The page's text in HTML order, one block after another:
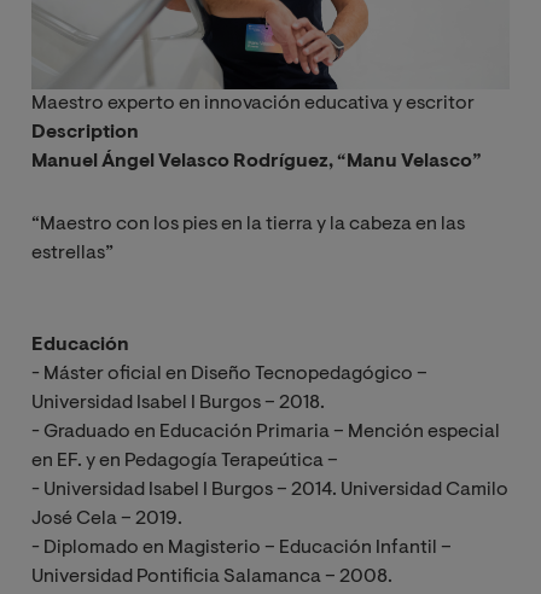
Maestro experto en innovación educativa y escritor
Description
Manuel Ángel Velasco Rodrı́guez, “Manu Velasco”
“Maestro con los pies en la tierra y la cabeza en las
estrellas”
Educación
- Máster oficial en Diseño Tecnopedagógico –
Universidad Isabel I Burgos – 2018.
- Graduado en Educación Primaria – Mención especial
en EF. y en Pedagogía Terapeútica –
- Universidad Isabel I Burgos – 2014. Universidad Camilo
José Cela – 2019.
- Diplomado en Magisterio – Educación Infantil –
Universidad Pontificia Salamanca – 2008.